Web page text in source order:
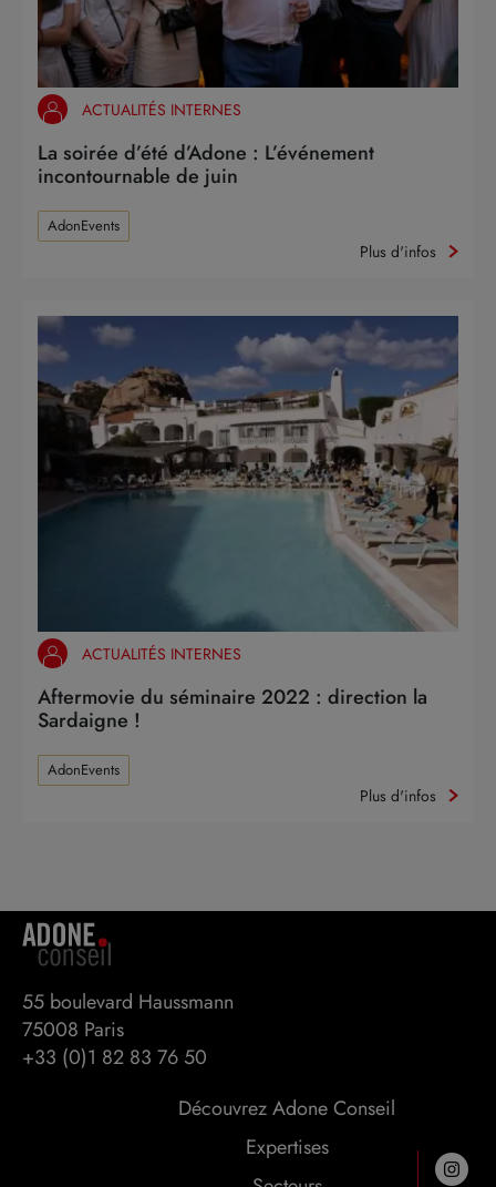
ACTUALITÉS INTERNES
La soirée d’été d’Adone : L’événement
incontournable de juin
AdonEvents
Plus d'infos
ACTUALITÉS INTERNES
Aftermovie du séminaire 2022 : direction la
Sardaigne !
AdonEvents
Plus d'infos
55 boulevard Haussmann
75008 Paris
+33 (0)1 82 83 76 50
Découvrez Adone Conseil
Expertises